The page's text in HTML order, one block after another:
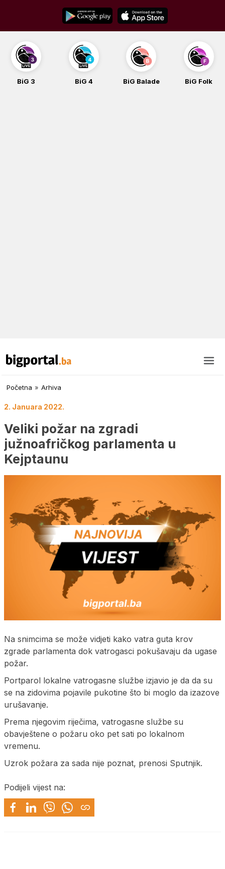
content
BiG 3 BiG 4 BiG Balade BiG Folk
Početna » Arhiva
2. Januara 2022.
Veliki požar na zgradi
južnoafričkog parlamenta u
Kejptaunu
Na snimcima se može vidjeti kako vatra guta krov
zgrade parlamenta dok vatrogasci pokušavaju da ugase
požar.
Portparol lokalne vatrogasne službe izjavio je da da su
se na zidovima pojavile pukotine što bi moglo da izazove
urušavanje.
Prema njegovim riječima, vatrogasne službe su
obavještene o požaru oko pet sati po lokalnom
vremenu.
Uzrok požara za sada nije poznat, prenosi Sputnjik.
Podijeli vijest na: